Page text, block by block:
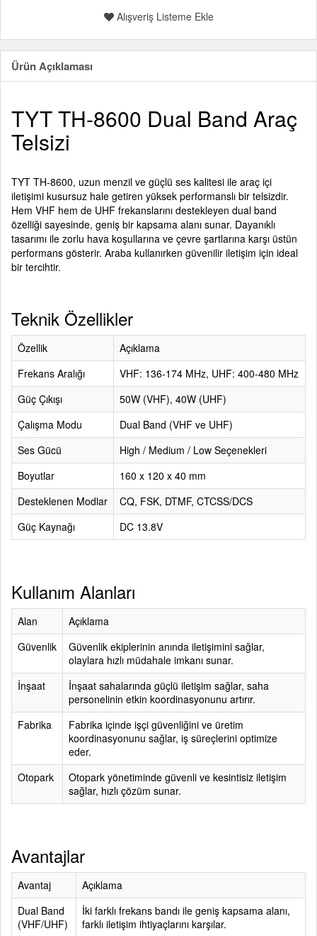
Alışveriş Listeme Ekle
Ürün Açıklaması
TYT TH-8600 Dual Band Araç
Telsizi
TYT TH-8600, uzun menzil ve güçlü ses kalitesi ile araç içi
iletişimi kusursuz hale getiren yüksek performanslı bir telsizdir.
Hem VHF hem de UHF frekanslarını destekleyen dual band
özelliği sayesinde, geniş bir kapsama alanı sunar. Dayanıklı
tasarımı ile zorlu hava koşullarına ve çevre şartlarına karşı üstün
performans gösterir. Araba kullanırken güvenilir iletişim için ideal
bir tercihtir.
Teknik Özellikler
Özellik
Açıklama
Frekans Aralığı
VHF: 136-174 MHz, UHF: 400-480 MHz
Güç Çıkışı
50W (VHF), 40W (UHF)
Çalışma Modu
Dual Band (VHF ve UHF)
Ses Gücü
High / Medium / Low Seçenekleri
Boyutlar
160 x 120 x 40 mm
Desteklenen Modlar
CQ, FSK, DTMF, CTCSS/DCS
Güç Kaynağı
DC 13.8V
Kullanım Alanları
Alan
Açıklama
Güvenlik
Güvenlik ekiplerinin anında iletişimini sağlar,
olaylara hızlı müdahale imkanı sunar.
İnşaat
İnşaat sahalarında güçlü iletişim sağlar, saha
personelinin etkin koordinasyonunu artırır.
Fabrika
Fabrika içinde işçi güvenliğini ve üretim
koordinasyonunu sağlar, iş süreçlerini optimize
eder.
Otopark
Otopark yönetiminde güvenli ve kesintisiz iletişim
sağlar, hızlı çözüm sunar.
Avantajlar
Avantaj
Açıklama
Dual Band
(VHF/UHF)
İki farklı frekans bandı ile geniş kapsama alanı,
farklı iletişim ihtiyaçlarını karşılar.